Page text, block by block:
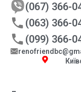
(067) 366-
(063) 366-
(099) 366-